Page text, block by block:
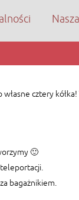
własne cztery
🙂
bagażnikiem.